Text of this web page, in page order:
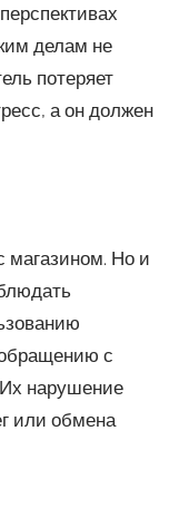
делам не
потеряет
а он должен
магазином. Но и
с
Их нарушение
или обмена